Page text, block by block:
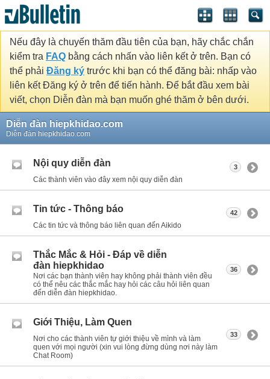
Nếu đây là chuyến thăm đầu tiên của bạn, hãy chắc chắn
kiểm tra FAQ bằng cách nhấn vào liên kết ở trên. Bạn có
thể phải Đăng ký trước khi bạn có thể đăng bài: nhấp vào
liên kết Đăng ký ở trên để tiến hành. Để bắt đầu xem bài
viết, chọn Diễn đàn mà bạn muốn ghé thăm ở bên dưới.
Diễn đàn hiepkhidao.com
Diễn đàn hiepkhidao.com
Nội quy diễn đàn
Các thành viên vào đây xem nội quy diễn đàn
3
Tin tức - Thông báo
Các tin tức và thông báo liên quan đến Aikido
42
Thắc Mắc & Hỏi - Đáp về diễn
đàn hiepkhidao
Nơi các bạn thành viên hay không phải thành viên đều
có thể nêu các thắc mắc hay hỏi các câu hỏi liên quan
đến diễn đàn hiepkhidao.
36
Giới Thiệu, Làm Quen
Nơi cho các thành viên tự giới thiệu về mình và làm
quen với mọi người (xin vui lòng đừng dùng nơi này làm
Chat Room)
33